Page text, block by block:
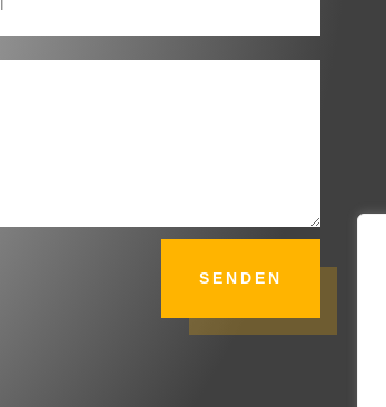
SENDEN